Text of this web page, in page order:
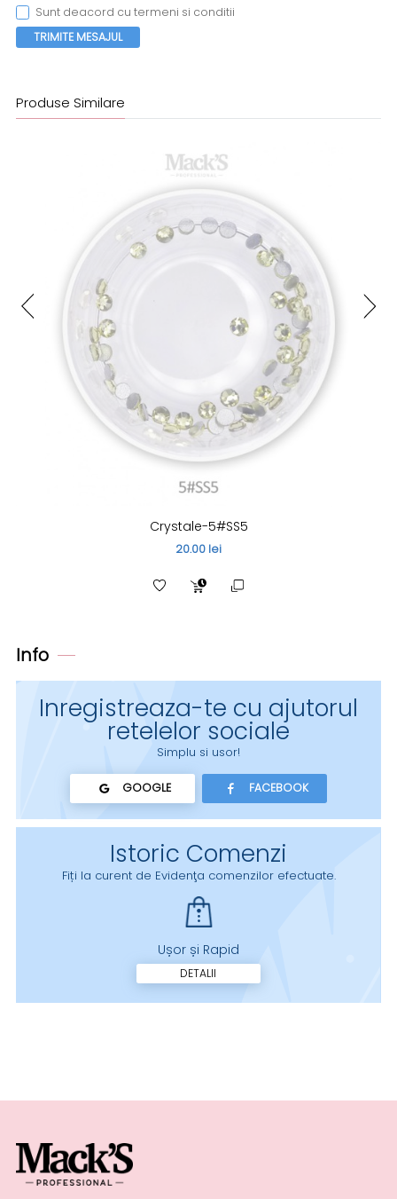
Sunt deacord cu termeni si conditii
TRIMITE MESAJUL
Produse Similare
Crystale-5#SS5
20.00 lei
Info
Inregistreaza-te cu ajutorul
retelelor sociale
Simplu si usor!
GOOGLE FACEBOOK
Istoric Comenzi
Fiți la curent de Evidenţa comenzilor efectuate.
Ușor și Rapid
DETALII